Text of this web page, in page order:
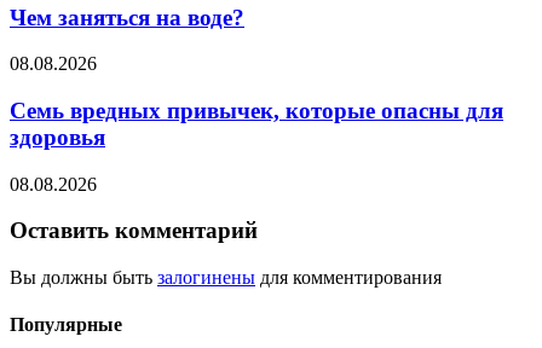
Чем заняться на воде?
08.08.2026
Семь вредных привычек, которые опасны для
здоровья
08.08.2026
Оставить комментарий
Вы должны быть залогинены для комментирования
Популярные